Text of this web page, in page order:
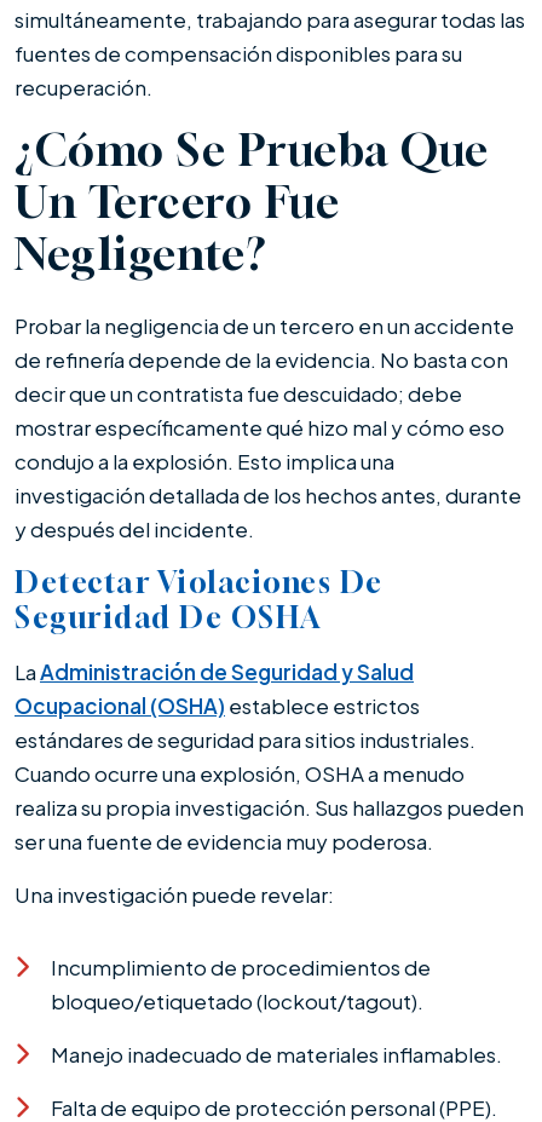
simultáneamente, trabajando para asegurar todas las
fuentes de compensación disponibles para su
recuperación.
¿Cómo Se Prueba Que
Un Tercero Fue
Negligente?
Probar la negligencia de un tercero en un accidente
de refinería depende de la evidencia. No basta con
decir que un contratista fue descuidado; debe
mostrar específicamente qué hizo mal y cómo eso
condujo a la explosión. Esto implica una
investigación detallada de los hechos antes, durante
y después del incidente.
Detectar Violaciones De
Seguridad De OSHA
LaAdministración de Seguridad y Salud
Ocupacional (OSHA) establece estrictos
estándares de seguridad para sitios industriales.
Cuando ocurre una explosión, OSHA a menudo
realiza su propia investigación. Sus hallazgos pueden
ser una fuente de evidencia muy poderosa.
Una investigación puede revelar:
Incumplimiento de procedimientos de
bloqueo/etiquetado (lockout/tagout).
Manejo inadecuado de materiales inflamables.
Falta de equipo de protección personal (PPE).